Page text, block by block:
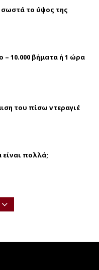
το ύψος της
– 10.000 βήματα ή 1 ώρα
του πίσω ντεραγιέ
είναι πολλά;